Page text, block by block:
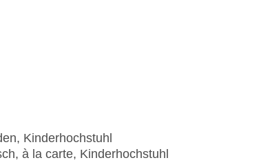
Kinderhochstuhl
à la carte, Kinderhochstuhl